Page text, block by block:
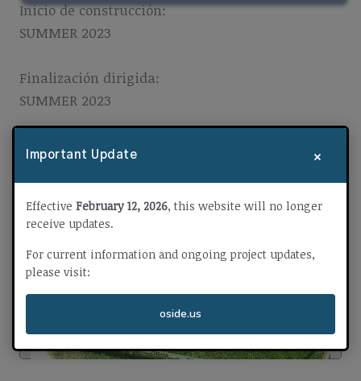
Important Update ×
Effective February 12, 2026, this website will no longer
receive updates.
For current information and ongoing project updates,
please visit:
oside.us
Inicio de construcción:
SUMMER 2023
Finalización dirigida:
SUMMER 2023